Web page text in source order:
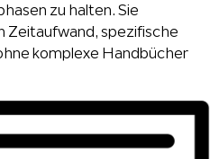
zu halten. Sie
Zeitaufwand, spezifische
komplexe Handbücher